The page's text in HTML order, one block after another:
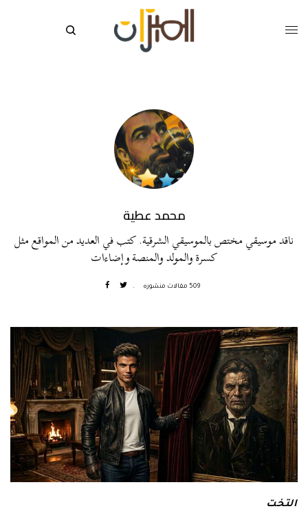
محمد عطية
ناقد موسيقي مختص بالموسيقي الشرقية. كتب في العديد من المواقع مثل
كسرة والمولد والمنصة وإضاءات
509 مقالات منشوره .
التخت